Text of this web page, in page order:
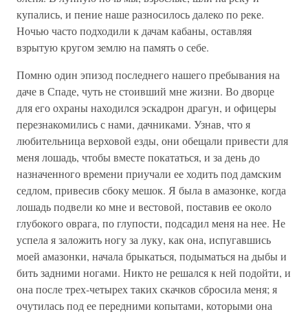
купались, и пение наше разносилось далеко по реке.
Ночью часто подходили к дачам кабаны, оставляя
взрытую кругом землю на память о себе.
Помню один эпизод последнего нашего пребывания на
даче в Спаде, чуть не стоивший мне жизни. Во дворце
для его охраны находился эскадрон драгун, и офицеры
перезнакомились с нами, дачниками. Узнав, что я
любительница верховой езды, они обещали привести для
меня лошадь, чтобы вместе покататься, и за день до
назначенного времени приучали ее ходить под дамским
седлом, привесив сбоку мешок. Я была в амазонке, когда
лошадь подвели ко мне и вестовой, поставив ее около
глубокого оврага, по глупости, подсадил меня на нее. Не
успела я заложить ногу за луку, как она, испугавшись
моей амазонки, начала брыкаться, подыматься на дыбы и
бить задними ногами. Никто не решался к ней подойти, и
она после трех-четырех таких скачков сбросила меня; я
очутилась под ее передними копытами, которыми она